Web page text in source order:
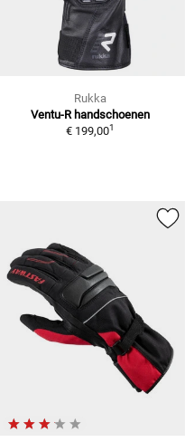
Rukka
Ventu-R handschoenen
€ 199,001